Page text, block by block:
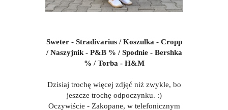
Sweter - Stradivarius / Koszulka - Cropp
/ Naszyjnik - P&B % / Spodnie - Bershka
% / Torba - H&M
Dzisiaj trochę więcej zdjęć niż zwykle, bo
jeszcze trochę odpoczynku. :)
Oczywiście - Zakopane, w telefonicznym